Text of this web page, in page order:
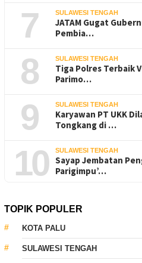
7 SULAWESI TENGAH
JATAM Gugat
Pembia…
8 SULAWESI TENGAH
Tiga Polres Terbaik
Parimo…
9 SULAWESI TENGAH
Karyawan PT UKK
Tongkang di …
10 SULAWESI TENGAH
Sayap Jembatan
Parigimpu’…
TOPIK POPULER
KOTA PALU
SULAWESI TENGAH